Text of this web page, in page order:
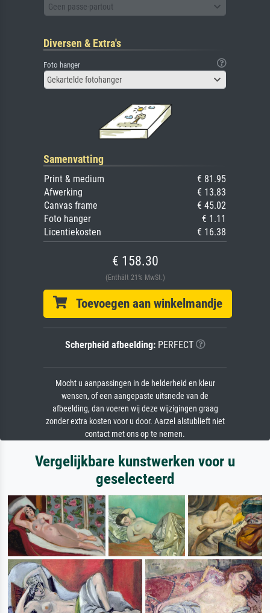
Geen passe-partout
Diversen & Extra's
Foto hanger
Gekartelde fotohanger
Samenvatting
Print & medium
€ 81.95
Afwerking
€ 13.83
Canvas frame
€ 45.02
Foto hanger
€ 1.11
Licentiekosten
€ 16.38
€ 158.30
(Enthält 21% MwSt.)
Toevoegen aan winkelmandje
Scherpheid afbeelding:PERFECT
Mocht u aanpassingen in de helderheid en kleur
wensen, of een aangepaste uitsnede van de
afbeelding, dan voeren wij deze wijzigingen graag
zonder extra kosten voor u door. Aarzel alstublieft niet
contact met ons op te nemen.
Vergelijkbare kunstwerken voor u
geselecteerd